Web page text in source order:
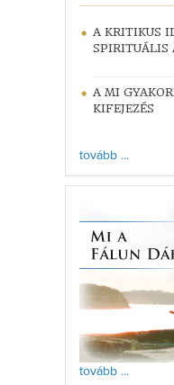
A KRITIKUS
SPIRITUÁLIS
A MI
KIFEJEZÉS
tovább ...
tovább ...